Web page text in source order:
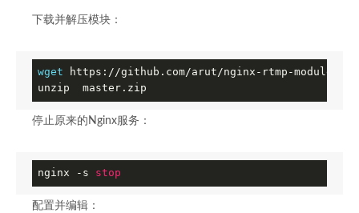
下载并解压模块：
wget https://github.com/arut/nginx-rtmp-module/
unzip  master.zip
停止原来的Nginx服务：
nginx -s stop
配置并编辑：